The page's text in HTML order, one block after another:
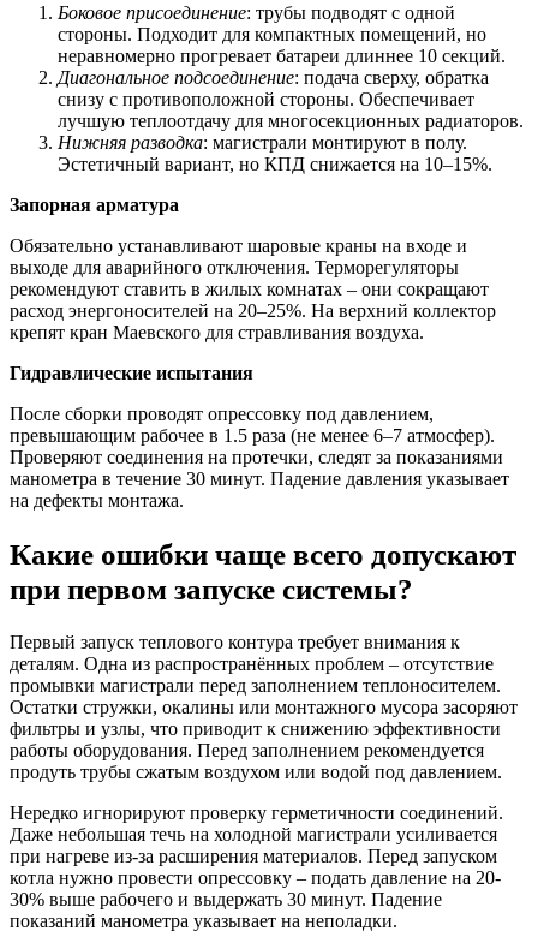
Боковое присоединение: трубы подводят с одной
стороны. Подходит для компактных помещений, но
неравномерно прогревает батареи длиннее 10 секций.
Диагональное подсоединение: подача сверху, обратка
снизу с противоположной стороны. Обеспечивает
лучшую теплоотдачу для многосекционных радиаторов.
Нижняя разводка: магистрали монтируют в полу.
Эстетичный вариант, но КПД снижается на 10–15%.
Запорная арматура
Обязательно устанавливают шаровые краны на входе и
выходе для аварийного отключения. Терморегуляторы
рекомендуют ставить в жилых комнатах – они сокращают
расход энергоносителей на 20–25%. На верхний коллектор
крепят кран Маевского для стравливания воздуха.
Гидравлические испытания
После сборки проводят опрессовку под давлением,
превышающим рабочее в 1.5 раза (не менее 6–7 атмосфер).
Проверяют соединения на протечки, следят за показаниями
манометра в течение 30 минут. Падение давления указывает
на дефекты монтажа.
Какие ошибки чаще всего допускают
при первом запуске системы?
Первый запуск теплового контура требует внимания к
деталям. Одна из распространённых проблем – отсутствие
промывки магистрали перед заполнением теплоносителем.
Остатки стружки, окалины или монтажного мусора засоряют
фильтры и узлы, что приводит к снижению эффективности
работы оборудования. Перед заполнением рекомендуется
продуть трубы сжатым воздухом или водой под давлением.
Нередко игнорируют проверку герметичности соединений.
Даже небольшая течь на холодной магистрали усиливается
при нагреве из-за расширения материалов. Перед запуском
котла нужно провести опрессовку – подать давление на 20-
30% выше рабочего и выдержать 30 минут. Падение
показаний манометра указывает на неполадки.